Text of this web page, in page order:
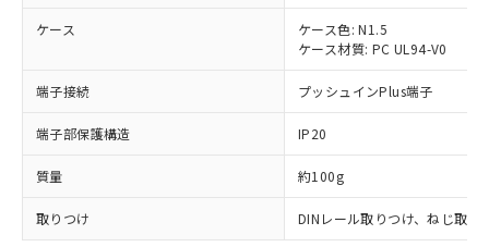
ケース
ケース色: N1.5
ケース材質: PC UL94-V0
端子接続 プッシュインPlus端子
端子部保護構造 IP20
質量 約100g
取りつけ DINレール取りつけ、ねじ取り
本サービスは、当社制御機器事業取扱
商品の当社在庫状況および標準価格
(税抜)を提供させていただくもので
当社制御機器事業取扱商品の中には、
本サービスの対象外となる商品もある
ことをご了承ください。
在庫状況および標準価格照会結果は、
記載している更新日時点での社内デー
調査・確認中：EU RoHS指令（10物質）の
非含有の対応状況を調査中または確認中の
非該当品：ライセンス料など無形物で、有
害物質有無と関係のない商品です。
いたものが、含有品と判明した場合などや
むを得ず変更することがあります。
*EU RoHS指令（10物質）：
「○」：最大均質材料含有率が中国RoHSの
基準値以下であることを示します。
「×」：最大均質材料含有率が中国RoHSの
基準値を超えていることを示します。
「－」：未確認です。当社販売部門へお問
い合わせください。
当社は、これら貴社製品のうち、外国
為替および外国貿易法に定める商品
（以下｢規制貨物等」という）を輸出